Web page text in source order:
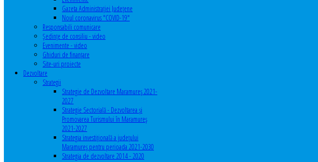
Gazeta Administraţiei Judeţene
Noul coronavirus "COVID-19"
Responsabili comunicare
Şedinţe de consiliu - video
Evenimente - video
Ghiduri de finanţare
Site-uri proiecte
Dezvoltare
Strategii
Strategie de Dezvoltare Maramureș 2021-
2027
Strategie Sectorială - Dezvoltarea și
Promovarea Turismului în Maramureș
2021-2027
Strategia investiţională a județului
Maramureș pentru perioada 2021-2030
Strategia de dezvoltare 2014 - 2020